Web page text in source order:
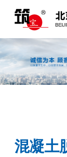
混凝土